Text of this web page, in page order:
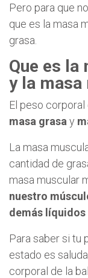
Pero para que
que es la masa
grasa.
Que es la
y la masa
El peso
masa grasa y
La masa
cantidad de
masa muscular
nuestro
demás
Para saber si tu
estado es
corporal de la